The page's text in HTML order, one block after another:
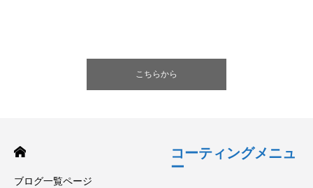
こちらから
ブログ一覧ページ
コーティングメニュ
ー